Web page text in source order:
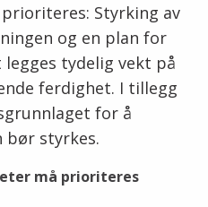
Styrking av
og en plan for
tydelig vekt på
ferdighet. I tillegg
for å
bør styrkes.
må prioriteres